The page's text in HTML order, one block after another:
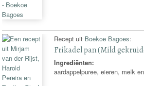
Recept uit Boekoe Bagoes:
Frikadel pan (Mild
Ingrediënten:
aardappelpuree, eieren, melk